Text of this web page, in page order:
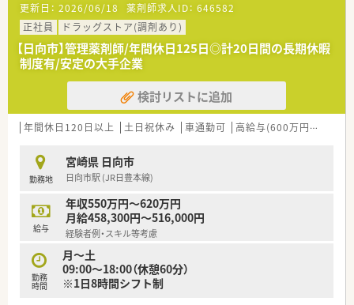
更新日： 2026/06/18 薬剤師求人ID： 646582
正社員
ドラッグストア(調剤あり)
【日向市】管理薬剤師/年間休日125日◎計20日間の長期休暇
制度有/安定の大手企業
検討リストに追加
年間休日120日以上 土日祝休み 車通勤可 高給与(600万円以上)
勤務地
宮崎県 日向市
日向市駅 (JR日豊本線)
給与
年収550万円～620万円
月給458,300円～516,000円
経験者例・スキル等考慮
勤務
時間
月～土
09:00～18:00（休憩60分）
※1日8時間シフト制